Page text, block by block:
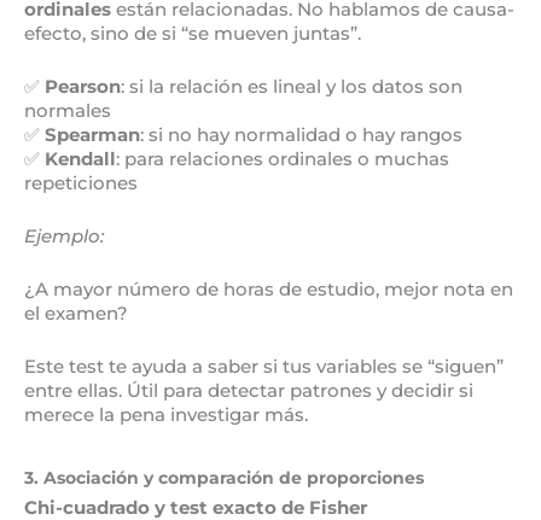
ordinales están relacionadas. No hablamos de causa-
efecto, sino de si “se mueven juntas”.
✅ Pearson: si la relación es lineal y los datos son
normales
✅ Spearman: si no hay normalidad o hay rangos
✅ Kendall: para relaciones ordinales o muchas
repeticiones
Ejemplo:
¿A mayor número de horas de estudio, mejor nota en
el examen?
Este test te ayuda a saber si tus variables se “siguen”
entre ellas. Útil para detectar patrones y decidir si
merece la pena investigar más.
3. Asociación y comparación de proporciones
Chi-cuadrado y test exacto de Fisher